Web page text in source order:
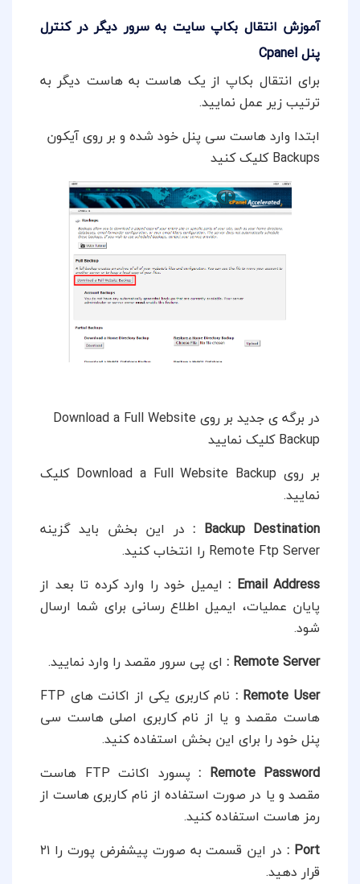
آموزش انتقال بکاپ سایت به سرور دیگر در کنترل
پنل Cpanel
برای انتقال بکاپ از یک هاست به هاست دیگر به
ترتیب زیر عمل نمایید.
ابتدا وارد هاست سی پنل خود شده و بر روی آیکون
Backups کلیک کنید
در برگه ی جدید بر روی Download a Full Website
Backup کلیک نمایید
بر روی Download a Full Website Backup کلیک
نمایید.
Backup Destination
:در این بخش باید گزینه
Remote Ftp Server را انتخاب کنید.
Email Address
: ایمیل خود را وارد کرده تا بعد از
پایان عملیات، ایمیل اطلاع رسانی برای شما ارسال
شود.
Remote Server
: ای پی سرور مقصد را وارد نمایید.
Remote User
:
نام کاربری یکی از اکانت های FTP
هاست مقصد و یا از نام کاربری اصلی هاست سی
پنل خود را برای این بخش استفاده کنید.
Remote Password
:
پسورد اکانت FTP هاست
مقصد و یا در صورت استفاده از نام کاربری هاست از
رمز هاست استفاده کنید.
Port
:
در این قسمت به صورت پیشفرض پورت را ۲۱
قرار دهید.